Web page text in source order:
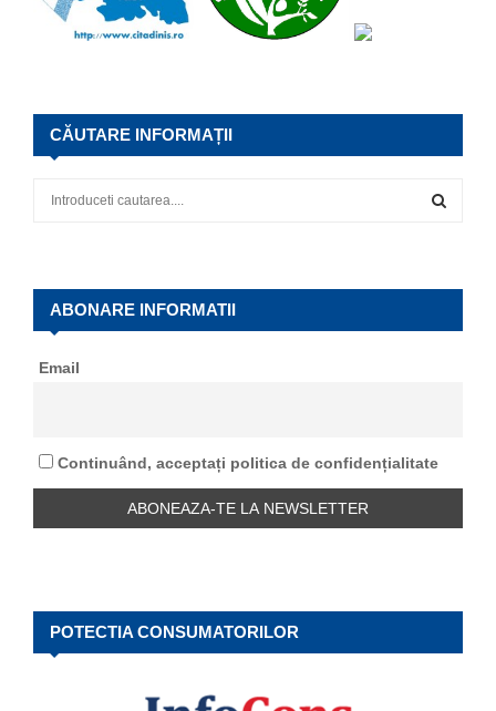
CĂUTARE INFORMAȚII
f
E
A
H
ABONARE INFORMATII
Email
Continuând, acceptați politica de confidențialitate
POTECTIA CONSUMATORILOR